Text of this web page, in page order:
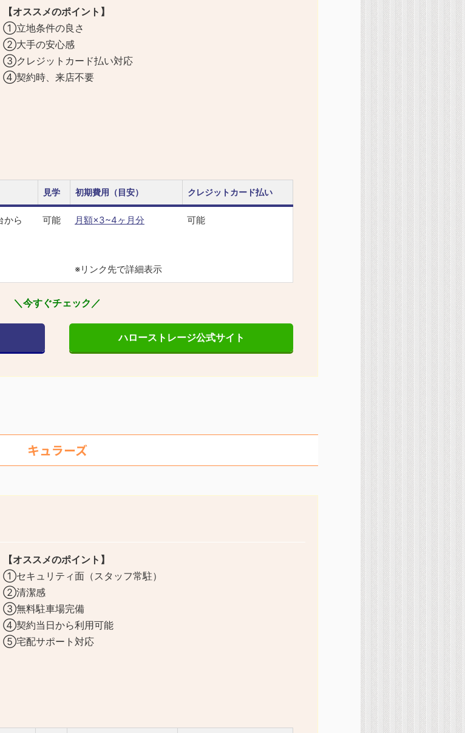
【オススメのポイント】
①立地条件の良さ
②大手の安心感
③クレジットカード払い対応
④契約時、来店不要
見学 初期費用（目安） クレジットカード払い
から 可能 月額×3~4ヶ月分
※リンク先で詳細表示
可能
＼今すぐチェック／
ハローストレージ公式サイト
キュラーズ
【オススメのポイント】
①セキュリティ面（スタッフ常駐）
②清潔感
③無料駐車場完備
④契約当日から利用可能
⑤宅配サポート対応